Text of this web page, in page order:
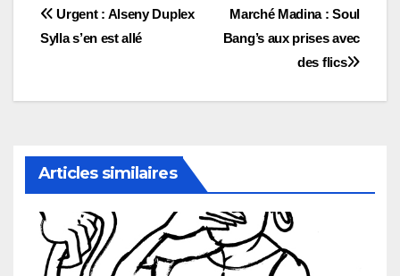
Navigation
de
l’article
Marché Madina : Soul
Bang’s aux prises avec
des flics
Urgent : Alseny Duplex
Sylla s’en est allé
Articles similaires